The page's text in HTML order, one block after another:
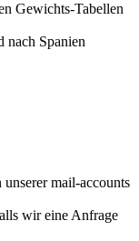
Gewichts-Tabellen
nach Spanien
mail-accounts
wir eine Anfrage